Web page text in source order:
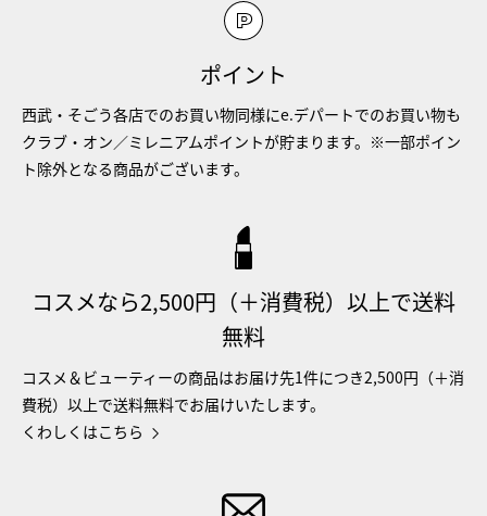
ポイント
西武・そごう各店でのお買い物同様にe.デパートでのお買い物も
クラブ・オン／ミレニアムポイントが貯まります。※一部ポイン
ト除外となる商品がございます。
コスメなら2,500円（＋消費税）以上で送料
無料
コスメ＆ビューティーの商品はお届け先1件につき2,500円（＋消
費税）以上で送料無料でお届けいたします。
くわしくはこちら